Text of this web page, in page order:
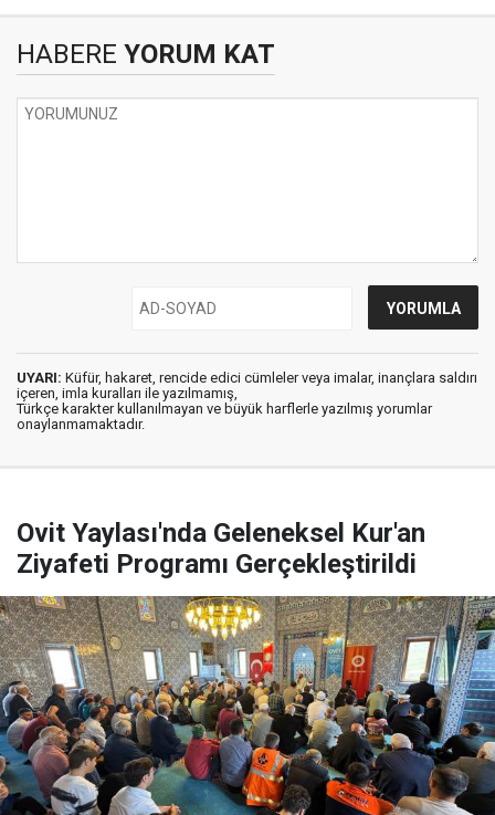
HABERE YORUM KAT
UYARI: Küfür, hakaret, rencide edici cümleler veya imalar, inançlara saldırı
içeren, imla kuralları ile yazılmamış,
Türkçe karakter kullanılmayan ve büyük harflerle yazılmış yorumlar
onaylanmamaktadır.
Ovit Yaylası'nda Geleneksel Kur'an
Ziyafeti Programı Gerçekleştirildi